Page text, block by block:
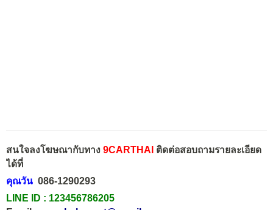
สนใจลงโฆษณากับทาง 9CARTHAI ติดต่อสอบถามรายละเอียด
ได้ที่
คุณวัน 086-1290293
LINE ID : 123456786205